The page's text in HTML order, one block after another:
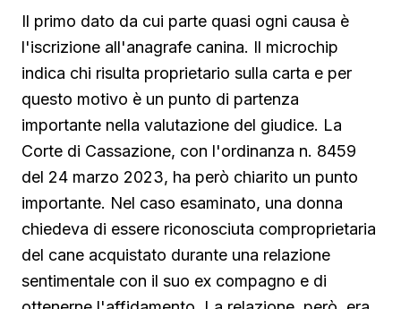
Il primo dato da cui parte quasi ogni causa è
l'iscrizione all'anagrafe canina. Il microchip
indica chi risulta proprietario sulla carta e per
questo motivo è un punto di partenza
importante nella valutazione del giudice. La
Corte di Cassazione, con l'ordinanza n. 8459
del 24 marzo 2023, ha però chiarito un punto
importante. Nel caso esaminato, una donna
chiedeva di essere riconosciuta comproprietaria
del cane acquistato durante una relazione
sentimentale con il suo ex compagno e di